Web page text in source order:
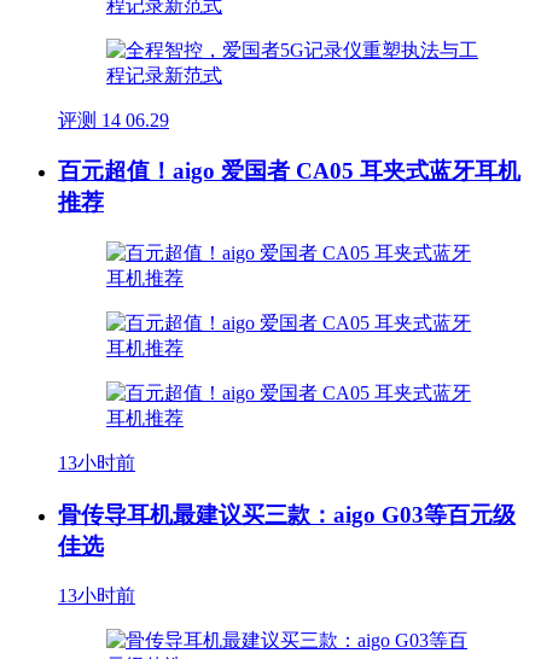
评测 14 06.29
百元超值！aigo 爱国者 CA05 耳夹式蓝牙耳机
推荐
13小时前
骨传导耳机最建议买三款：aigo G03等百元级
佳选
13小时前